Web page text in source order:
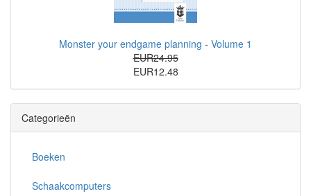
Monster your endgame planning - Volume 1
EUR24.95
EUR12.48
Categorieën
Boeken
Schaakcomputers